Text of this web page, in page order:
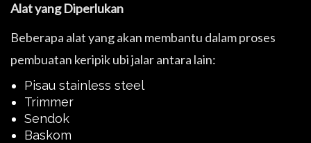
Alat yang Diperlukan
Beberapa alat yang akan membantu dalam proses
pembuatan keripik ubi jalar antara lain:
Pisau stainless steel
Trimmer
Sendok
Baskom